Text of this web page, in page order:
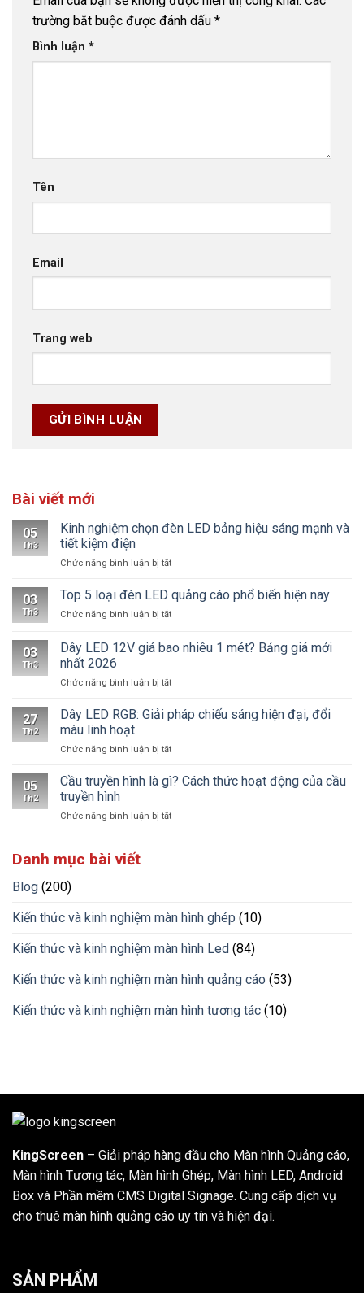
trường bắt buộc được đánh dấu *
Bình luận *
Tên
Email
Trang web
Bài viết mới
05
Th3
Kinh nghiệm chọn đèn LED bảng hiệu sáng mạnh và
tiết kiệm điện
Chức năng bình luận bị tắtở
nghiệm
chọn
đèn
bảng
mạnh
tiết
03
Th3
Top 5 loại đèn LED quảng cáo phổ biến hiện nay
Chức năng bình luận bị tắtở
loại
LED
cáo
hiện
03
Th3
Dây LED 12V giá bao nhiêu 1 mét? Bảng giá mới
nhất 2026
Chức năng bình luận bị tắtở
LED
bao
1
giá
27
Th2
Dây LED RGB: Giải pháp chiếu sáng hiện đại, đổi
màu linh hoạt
Chức năng bình luận bị tắtở
LED
pháp
linh
05
Th2
Cầu truyền hình là gì? Cách thức hoạt động của cầu
truyền hình
Chức năng bình luận bị tắtở
thức
hoạt
của
truyền
Danh mục bài viết
Blog (200)
Kiến thức và kinh nghiệm màn hình ghép (10)
Kiến thức và kinh nghiệm màn hình Led (84)
Kiến thức và kinh nghiệm màn hình quảng cáo (53)
Kiến thức và kinh nghiệm màn hình tương tác (10)
KingScreen – Giải pháp hàng đầu cho Màn hình Quảng cáo,
Màn hình Tương tác, Màn hình Ghép, Màn hình LED, Android
Box và Phần mềm CMS Digital Signage. Cung cấp dịch vụ
cho thuê màn hình quảng cáo uy tín và hiện đại.
SẢN PHẨM